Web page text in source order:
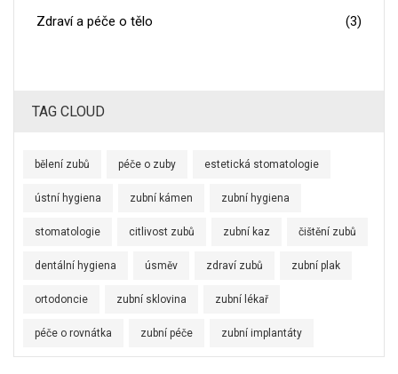
Zdraví a péče o tělo
(3)
TAG CLOUD
bělení zubů péče o zuby estetická stomatologie
ústní hygiena zubní kámen zubní hygiena
stomatologie citlivost zubů zubní kaz čištění zubů
dentální hygiena úsměv zdraví zubů zubní plak
ortodoncie zubní sklovina zubní lékař
péče o rovnátka zubní péče zubní implantáty